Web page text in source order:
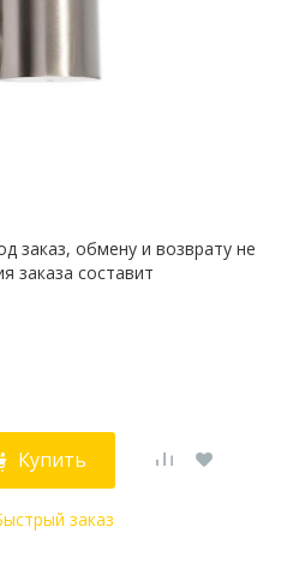
заказ, обмену и возврату не
заказа составит
Купить
заказ